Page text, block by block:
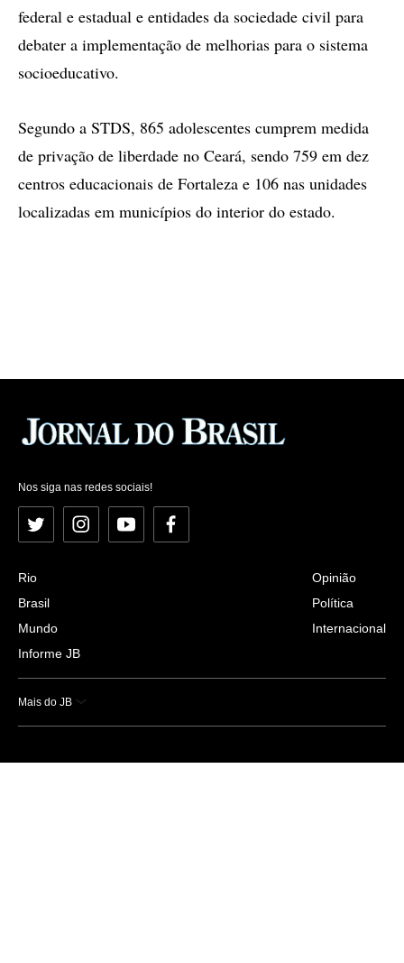
federal e estadual e entidades da sociedade civil para
debater a implementação de melhorias para o sistema
socioeducativo.
Segundo a STDS, 865 adolescentes cumprem medida
de privação de liberdade no Ceará, sendo 759 em dez
centros educacionais de Fortaleza e 106 nas unidades
localizadas em municípios do interior do estado.
Nos siga nas redes sociais!
Twitter InstagramYouTubeFacebook
Rio
Brasil
Mundo
Informe JB
Opinião
Política
Internacional
Mais do JB
Esportes